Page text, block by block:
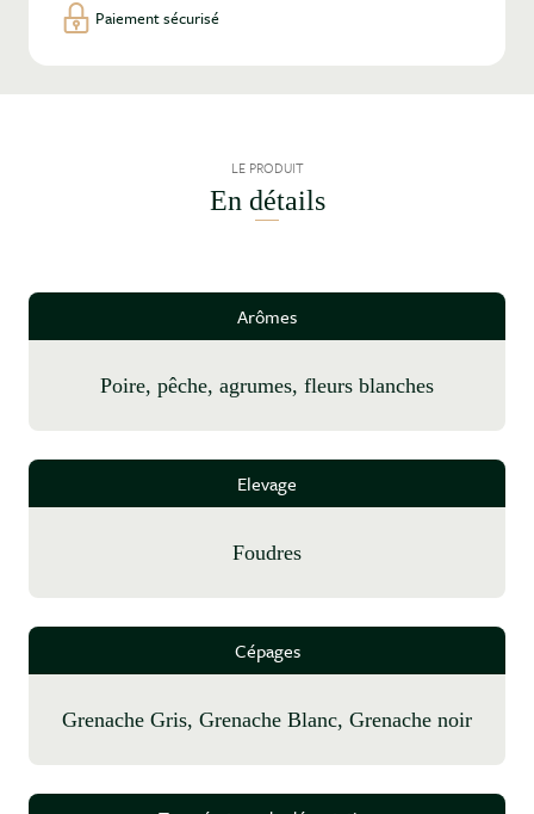
Paiement sécurisé
LE PRODUIT
En détails
Arômes
poire, pêche, agrumes, fleurs blanches
Elevage
foudres
Cépages
Grenache Gris, Grenache Blanc, Grenache noir